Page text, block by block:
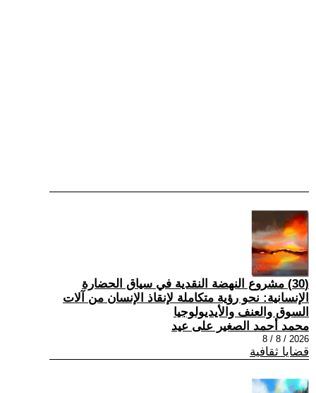
(30) مشروع النهضة النقدية في سياق الحضارة
الإنسانية: نحو رؤية متكاملة لإنقاذ الإنسان من آلات
السوق والعنف والأيديولوجيا
محمد أحمد الصغير على عيد
2026 / 8 / 8
قضايا ثقافية